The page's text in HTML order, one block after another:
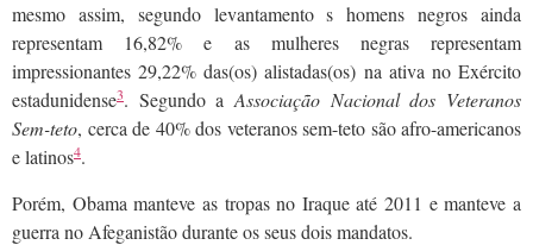
mesmo assim, segundo levantamentoshomensnegrosainda
representam 16,82% e as mulheres negras representam
impressionantes 29,22% das(os) alistadas(os) na ativa no Exército
estadunidense3. Segundo aAssociação Nacional dos Veteranos
Sem-teto, cerca de 40% dos veteranos sem-teto são afro-americanos
e latinos4.
Porém, Obama manteve as tropas no Iraque até 2011 e manteve a
guerra no Afeganistãodurante os seus dois mandatos.